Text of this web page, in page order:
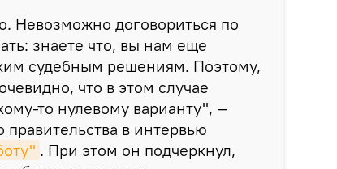
Невозможно договориться по
знаете что, вы нам еще
судебным решениям. Поэтому,
что в этом случае
то нулевому варианту", —
правительства в интервью
. При этом он подчеркнул,